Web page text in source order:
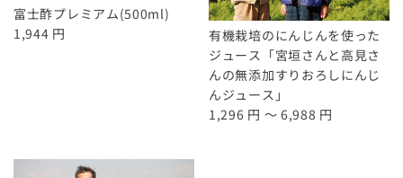
富士酢プレミアム(500ml)
1,944 円
有機栽培のにんじんを使った
ジュース「宮垣さんと高見さ
んの無添加すりおろしにんじ
んジュース」
1,296 円 ～ 6,988 円